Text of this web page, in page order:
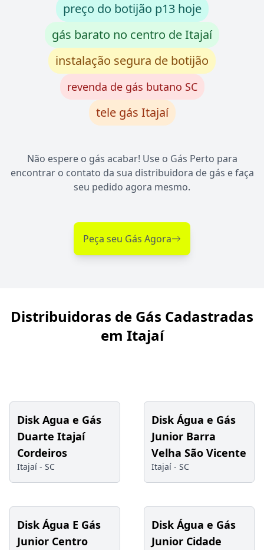
preço do botijão p13 hoje
gás barato no centro de Itajaí
instalação segura de botijão
revenda de gás butano SC
tele gás Itajaí
Não espere o gás acabar! Use o Gás Perto para
encontrar o contato da sua distribuidora de gás e faça
seu pedido agora mesmo.
Peça seu Gás Agora
Distribuidoras de Gás Cadastradas
em Itajaí
Disk Agua e Gás
Duarte Itajaí
Cordeiros
Itajaí - SC
Disk Água e Gás
Junior Barra
Velha São Vicente
Itajaí - SC
Disk Água E Gás
Junior Centro
Disk Água e Gás
Junior Cidade